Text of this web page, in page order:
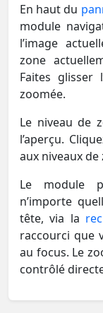
En haut du
module
l’image
zone
Faites
zoomée.
Le niveau de
l’aperçu.
aux niveaux
Le module
n’importe
tête, via la
raccourci que
au focus. Le
contrôlé